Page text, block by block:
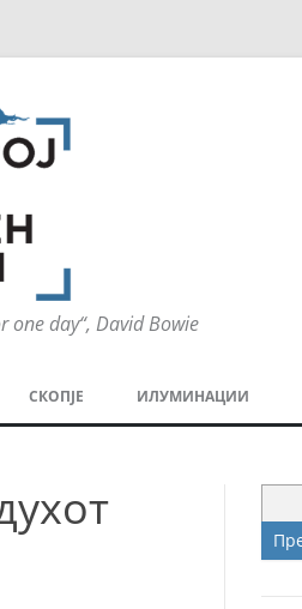
one day“, David Bowie
СКОПЈЕ ИЛУМИНАЦИИ
СПОРТ
за: